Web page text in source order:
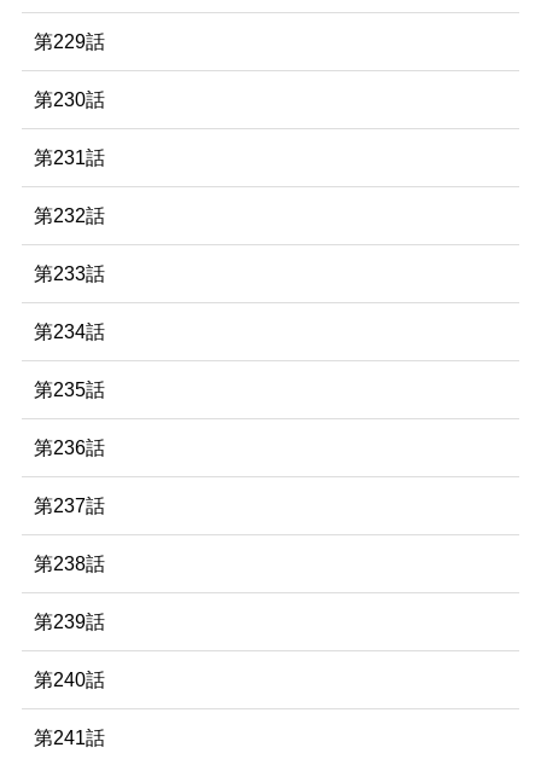
第229話
第230話
第231話
第232話
第233話
第234話
第235話
第236話
第237話
第238話
第239話
第240話
第241話